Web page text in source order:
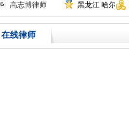
高志博律师
黑龙江 哈尔滨
在线律师